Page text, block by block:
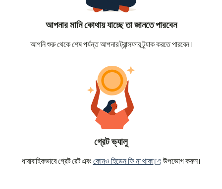
আপনার মানি কোথায় যাচ্ছে তা জানতে পারবেন
আপনি শুরু থেকে শেষ পর্যন্ত আপনার ট্রান্সফার ট্র্যাক করতে পারবেন।
গ্রেট ভ্যালু
ধারাবাহিকভাবে গ্রেট রেট এবংকোনও হিডেন ফি না থাকা (নতুন উইন্ডোতে খুলবে)
উপভোগ করুন।